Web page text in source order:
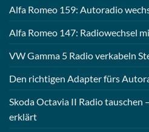
Alfa Romeo 159: Autoradio
Alfa Romeo 147: Radiowechsel
VW Gamma 5 Radio verkabeln
Den richtigen Adapter fürs
Skoda Octavia II Radio tauschen
erklärt